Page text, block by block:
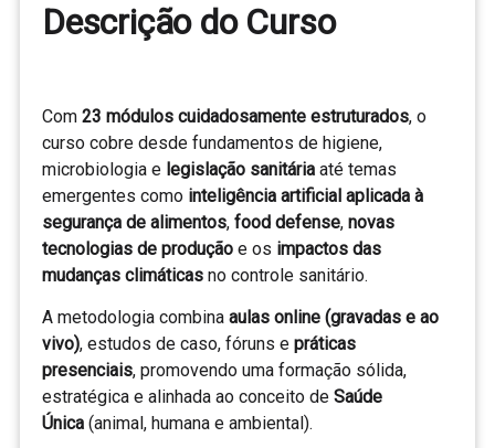
Descrição do Curso
Com 23 módulos cuidadosamente estruturados, o
curso cobre desde fundamentos de higiene,
microbiologia e legislação sanitária até temas
emergentes como inteligência artificial aplicada à
segurança de alimentos, food defense, novas
tecnologias de produção e os impactos das
mudanças climáticas no controle sanitário.
A metodologia combina aulas online (gravadas e ao
vivo), estudos de caso, fóruns e práticas
presenciais, promovendo uma formação sólida,
estratégica e alinhada ao conceito de Saúde
Única (animal, humana e ambiental).